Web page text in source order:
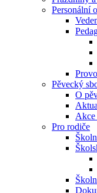
Personální
Pěvecký
O
Akce
Pro rodiče